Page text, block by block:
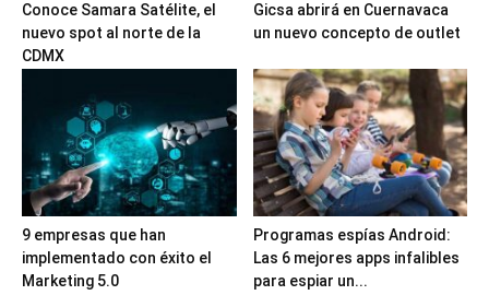
Conoce Samara Satélite, el
nuevo spot al norte de la
CDMX
Gicsa abrirá en Cuernavaca
un nuevo concepto de outlet
9 empresas que han
implementado con éxito el
Marketing 5.0
Programas espías Android:
Las 6 mejores apps infalibles
para espiar un...